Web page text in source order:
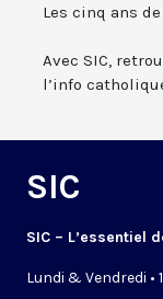
Les cinq ans
Avec SIC,
l’info
SIC
SIC – L’essentiel
Lundi & Vendredi •